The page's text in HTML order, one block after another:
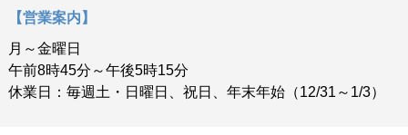
【営業案内】
月～金曜日
午前8時45分～午後5時15分
休業日：毎週土・日曜日、祝日、年末年始（12/31～1/3）